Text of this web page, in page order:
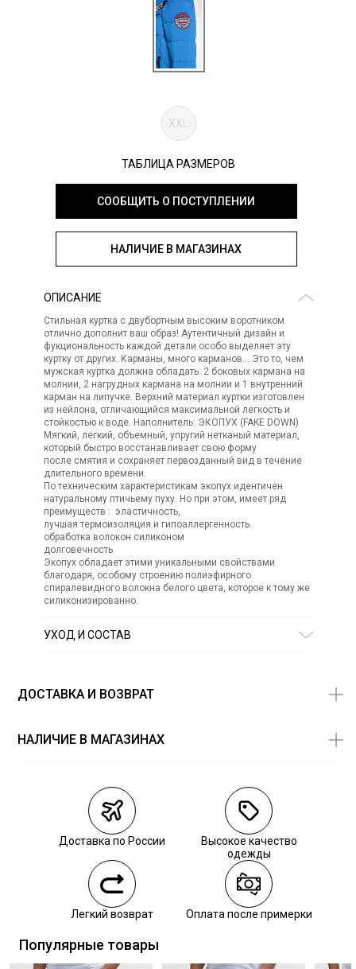
XXL
ТАБЛИЦА РАЗМЕРОВ
СООБЩИТЬ О ПОСТУПЛЕНИИ
НАЛИЧИЕ В МАГАЗИНАХ
ОПИСАНИЕ
Стильная куртка с двубортным высоким воротником
отлично дополнит ваш образ! Аутентичный дизайн и
фукциональность каждой детали особо выделяет эту
куртку от других. Карманы, много карманов….Это то, чем
мужская куртка должна обладать: 2 боковых кармана на
молнии, 2 нагрудных кармана на молнии и 1 внутренний
карман на липучке. Верхний материал куртки изготовлен
из нейлона, отличающийся максимальной легкость и
стойкостью к воде. Наполнитель: ЭКОПУХ (FAKE DOWN)
Мягкий, легкий, объемный, упругий нетканый материал,
который быстро восстанавливает свою форму
после смятия и сохраняет первозданный вид в течение
длительного времени.
По техническим характеристикам экопух идентичен
натуральному птичьему пуху. Но при этом, имеет ряд
преимуществ : эластичность,
лучшая термоизоляция и гипоаллергенность.
обработка волокон силиконом
долговечность
Экопух обладает этими уникальными свойствами
благодаря, особому строению полиэфирного
спиралевидного волокна белого цвета, которое к тому же
силиконизированно.
УХОД И СОСТАВ
ХИМИЧЕСКАЯ ЧИСТКА:
ДОСТАВКА И ВОЗВРАТ
Курьерская доставка СДЭК
Самовывоз из пункта выдачи СДЭК
Самовывоз из наших магазинов
Курьерская доставка СДЭК
Самовывоз из пункта выдачи СДЭК
НАЛИЧИЕ В МАГАЗИНАХ
Доставка по России
Высокое качество
одежды
Легкий возврат Оплата после примерки
Популярные товары